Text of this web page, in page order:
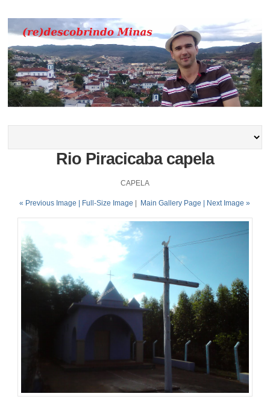
Rio Piracicaba capela
CAPELA
« Previous Image | Full-Size Image | Main Gallery Page | Next Image »